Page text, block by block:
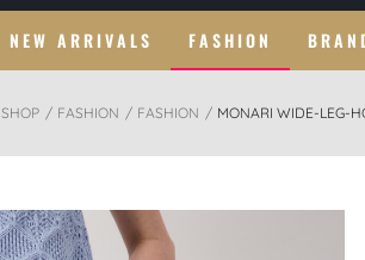
NEW ARRIVALS FASHION
SHOP FASHION FASHION MONARI WIDE-LEG-